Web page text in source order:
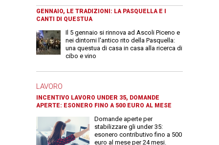
GENNAIO, LE TRADIZIONI: LA PASQUELLA E I
CANTI DI QUESTUA
Il 5 gennaio si rinnova ad Ascoli Piceno e
nei dintorni l'antico rito della Pasquella:
una questua di casa in casa alla ricerca di
cibo e vino
LAVORO
INCENTIVO LAVORO UNDER 35, DOMANDE
APERTE: ESONERO FINO A 500 EURO AL MESE
Domande aperte per
stabilizzare gli under 35:
esonero contributivo fino a 500
euro al mese per 24 mesi.